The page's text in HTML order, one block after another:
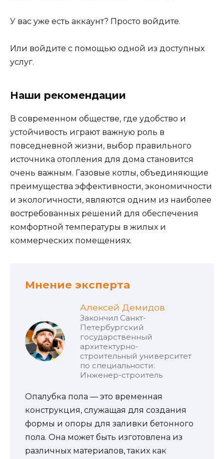
У вас уже есть аккаунт? Просто войдите.
Или войдите с помощью одной из доступных
услуг.
Наши рекомендации
В современном обществе, где удобство и
устойчивость играют важную роль в
повседневной жизни, выбор правильного
источника отопления для дома становится
очень важным. Газовые котлы, объединяющие
преимущества эффективности, экономичности
и экологичности, являются одним из наиболее
востребованных решений для обеспечения
комфортной температуры в жилых и
коммерческих помещениях.
Мнение эксперта
Алексей Демидов
Закончил Санкт-
Петербургский
государственный
архитектурно-
строительный университет
по специальности:
Инженер-строитель
Опалубка пола — это временная
конструкция, служащая для создания
формы и опоры для заливки бетонного
пола. Она может быть изготовлена из
различных материалов, таких как